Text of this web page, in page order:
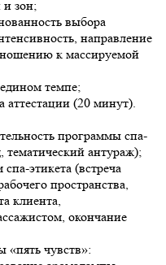
и зон;
выбора
направление
к массируемой
темпе;
аттестации (20 минут).
программы спа-
антураж);
этикета (встреча
пространства,
клиента,
окончание
«пять чувств»: